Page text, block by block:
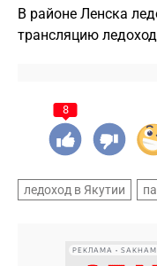
В районе Ленска
трансляцию
8
ледоход в Якутии
РЕКЛАМА •